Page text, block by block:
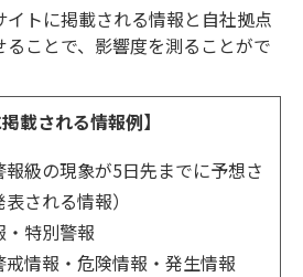
トに掲載される情報と自社拠点
ことで、影響度を測ることがで
載される情報例】
級の現象が5日先までに予想さ
される情報）
特別警報
情報・危険情報・発生情報